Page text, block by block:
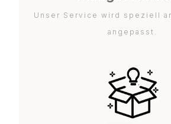
Unser Service wird speziell
angepasst.